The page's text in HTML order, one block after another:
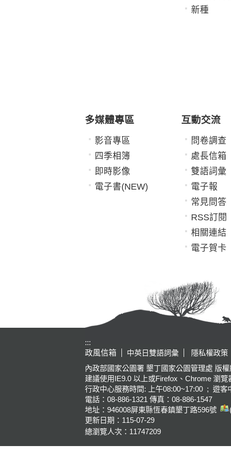
新種
多媒體專區
影音專區
四季相簿
即時影像
電子書(NEW)
互動交流
問卷調查
處長信箱
雙語詞彙
電子報
常見問答
RSS訂閱
相關連結
電子賀卡
:::
政風信箱
中英日雙語詞彙 隱私權政策
內政部國家公園署 墾丁國家公園管理處 版
建議使用IE9.0 以上或Firefox、Chrome 瀏覽
行政中心服務時間: 上午08:00~17:00 ; 遊客
電話：08-886-1321 傳真：08-886-1547
地址：946008屏東縣恆春鎮墾丁路596號
更新日期： 115-07-29
總瀏覽人次： 11747209